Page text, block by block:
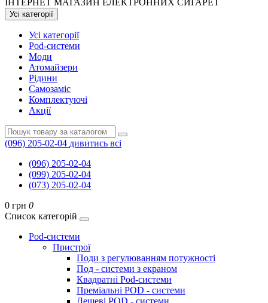
ІНТЕРНЕТ МАГАЗИН ЕЛЕКТРОННИХ СИГАРЕТ
Усі категорії
Усі категорії
Pod-системи
Моди
Атомайзери
Рідини
Самозаміс
Комплектуючі
Акції
(096) 205-02-04 дивитись всі
(096) 205-02-04
(099) 205-02-04
(073) 205-02-04
0 грн 0
Список категорій
Pod-системи
Пристрої
Поди з регулюванням потужності
Под - системи з екраном
Квадратні Pod-системи
Преміальні POD - системи
Дешеві POD - системи